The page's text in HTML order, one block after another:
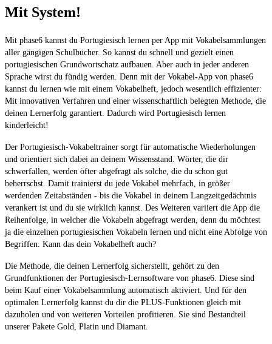
Mit System!
Mit phase6 kannst du Portugiesisch lernen per App mit Vokabelsammlungen
aller gängigen Schulbücher. So kannst du schnell und gezielt einen
portugiesischen Grundwortschatz aufbauen. Aber auch in jeder anderen
Sprache wirst du fündig werden. Denn mit der Vokabel-App von phase6
kannst du lernen wie mit einem Vokabelheft, jedoch wesentlich effizienter:
Mit innovativen Verfahren und einer wissenschaftlich belegten Methode, die
deinen Lernerfolg garantiert. Dadurch wird Portugiesisch lernen
kinderleicht!
Der Portugiesisch-Vokabeltrainer sorgt für automatische Wiederholungen
und orientiert sich dabei an deinem Wissensstand. Wörter, die dir
schwerfallen, werden öfter abgefragt als solche, die du schon gut
beherrschst. Damit trainierst du jede Vokabel mehrfach, in größer
werdenden Zeitabständen - bis die Vokabel in deinem Langzeitgedächtnis
verankert ist und du sie wirklich kannst. Des Weiteren variiert die App die
Reihenfolge, in welcher die Vokabeln abgefragt werden, denn du möchtest
ja die einzelnen portugiesischen Vokabeln lernen und nicht eine Abfolge von
Begriffen. Kann das dein Vokabelheft auch?
Die Methode, die deinen Lernerfolg sicherstellt, gehört zu den
Grundfunktionen der Portugiesisch-Lernsoftware von phase6. Diese sind
beim Kauf einer Vokabelsammlung automatisch aktiviert. Und für den
optimalen Lernerfolg kannst du dir die PLUS-Funktionen gleich mit
dazuholen und von weiteren Vorteilen profitieren. Sie sind Bestandteil
unserer Pakete Gold, Platin und Diamant.